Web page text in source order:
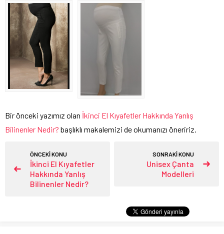
Bir önceki yazımız olan İkinci El Kıyafetler Hakkında Yanlış
Bilinenler Nedir? başlıklı makalemizi de okumanızı öneririz.
ÖNCEKİ KONU
İkinci El Kıyafetler
Hakkında Yanlış
Bilinenler Nedir?
SONRAKİ KONU
Unisex Çanta
Modelleri